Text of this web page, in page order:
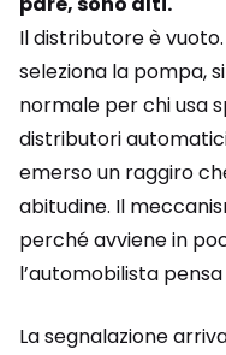
Il distributore è
seleziona la pompa,
normale per chi usa
distributori
emerso un raggiro
abitudine. Il
perché avviene in
l’automobilista
La segnalazione